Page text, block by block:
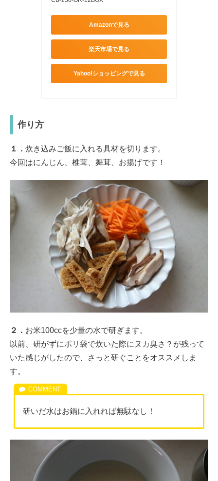
Amazonで見る
楽天市場で見る
Yahoo!ショッピングで見る
作り方
１． 炊き込みご飯に入れる具材を切ります。
今回はにんじん、椎茸、舞茸、お揚げです！
２． お米100ccを少量の水で研ぎます。
以前、研がずにポリ袋で炊いた際にヌカ臭さ？が残って
いた感じがしたので、さっと研ぐことをオススメしま
す。
研いだ水はお鍋に入れれば無駄なし！